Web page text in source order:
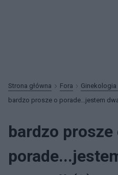
Strona główna Fora
bardzo prosze o porade...jestem
bardzo prosze